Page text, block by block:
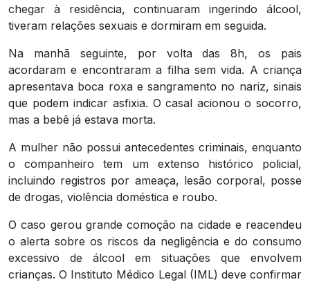
chegar à residência, continuaram ingerindo álcool,
tiveram relações sexuais e dormiram em seguida.
Na manhã seguinte, por volta das 8h, os pais
acordaram e encontraram a filha sem vida. A criança
apresentava boca roxa e sangramento no nariz, sinais
que podem indicar asfixia. O casal acionou o socorro,
mas a bebê já estava morta.
A mulher não possui antecedentes criminais, enquanto
o companheiro tem um extenso histórico policial,
incluindo registros por ameaça, lesão corporal, posse
de drogas, violência doméstica e roubo.
O caso gerou grande comoção na cidade e reacendeu
o alerta sobre os riscos da negligência e do consumo
excessivo de álcool em situações que envolvem
crianças. O Instituto Médico Legal (IML) deve confirmar